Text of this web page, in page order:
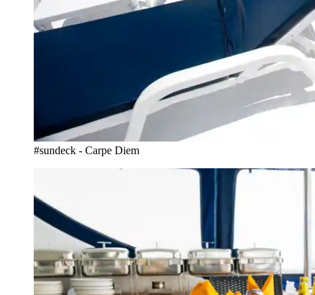
#sundeck - Carpe Diem